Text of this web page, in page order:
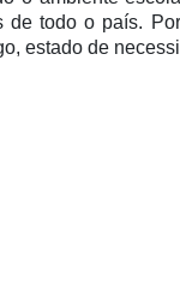
de todo o país.
estado de